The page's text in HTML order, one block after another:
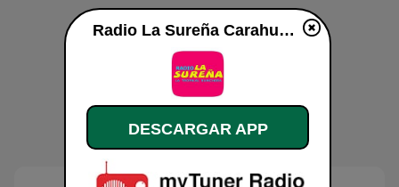
Radio La Sureña Carahue en vivo
DESCARGAR APP